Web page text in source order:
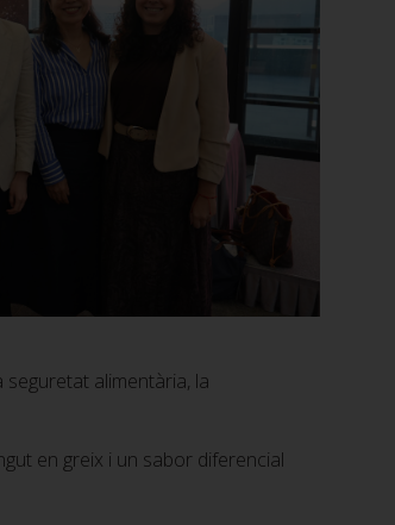
seguretat alimentària, la
en greix i un sabor diferencial